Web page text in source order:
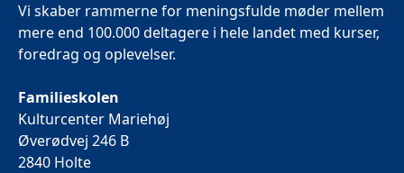
Vi skaber rammerne for meningsfulde møder mellem
mere end 100.000 deltagere i hele landet med kurser,
foredrag og oplevelser.
Familieskolen
Kulturcenter Mariehøj
Øverødvej 246 B
2840 Holte